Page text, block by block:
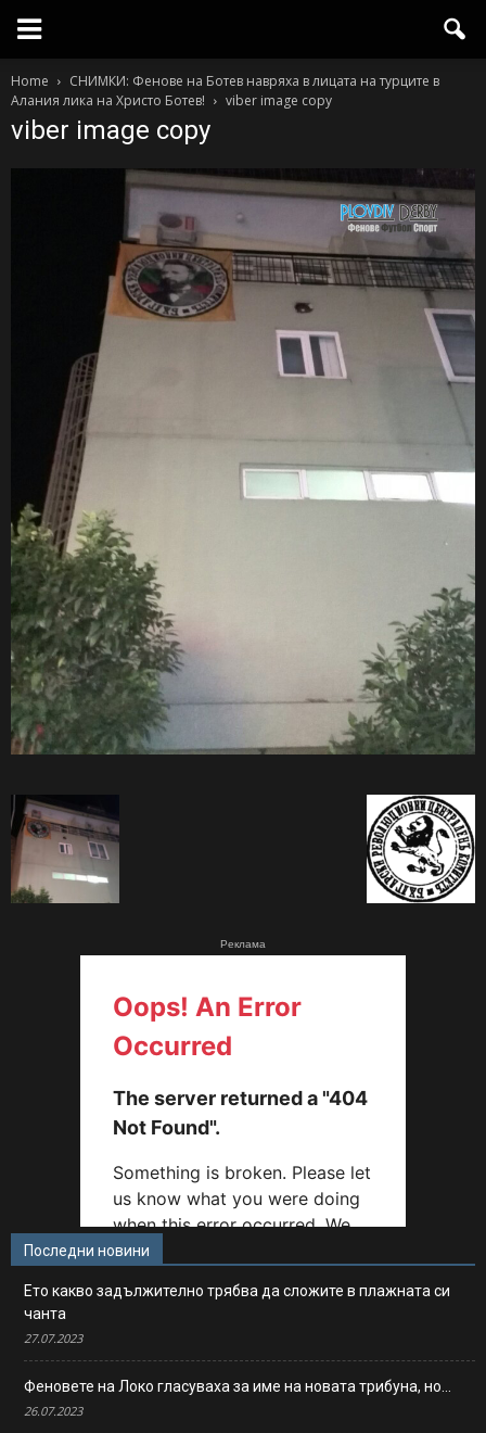
Home
СНИМКИ: Фенове на Ботев навряха в лицата на турците в
Алания лика на Христо Ботев!
viber image copy
viber image copy
Реклама
Последни новини
Ето какво задължително трябва да сложите в плажната си
чанта
27.07.2023
Феновете на Локо гласуваха за име на новата трибуна, но…
26.07.2023